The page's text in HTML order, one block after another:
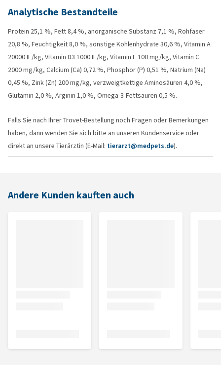
Analytische Bestandteile
Protein 25,1 %, Fett 8,4 %, anorganische Substanz 7,1 %, Rohfaser
20,8 %, Feuchtigkeit 8,0 %, sonstige Kohlenhydrate 30,6 %, Vitamin A
20000 IE/kg, Vitamin D3 1000 IE/kg, Vitamin E 100 mg/kg, Vitamin C
2000 mg/kg, Calcium (Ca) 0,72 %, Phosphor (P) 0,51 %, Natrium (Na)
0,45 %, Zink (Zn) 200 mg/kg, verzweigtkettige Aminosäuren 4,0 %,
Glutamin 2,0 %, Arginin 1,0 %, Omega-3-Fettsäuren 0,5 %.
Falls Sie nach Ihrer Trovet-Bestellung noch Fragen oder Bemerkungen
haben, dann wenden Sie sich bitte an unseren Kundenservice oder
direkt an unsere Tierärztin (E-Mail: tierarzt@medpets.de).
Andere Kunden kauften auch